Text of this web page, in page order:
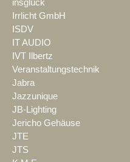
insglück
Irrlicht GmbH
ISDV
IT AUDIO
IVT Ilbertz
Veranstaltungstechnik
Jabra
Jazzunique
JB-Lighting
Jericho Gehäuse
JTE
JTS